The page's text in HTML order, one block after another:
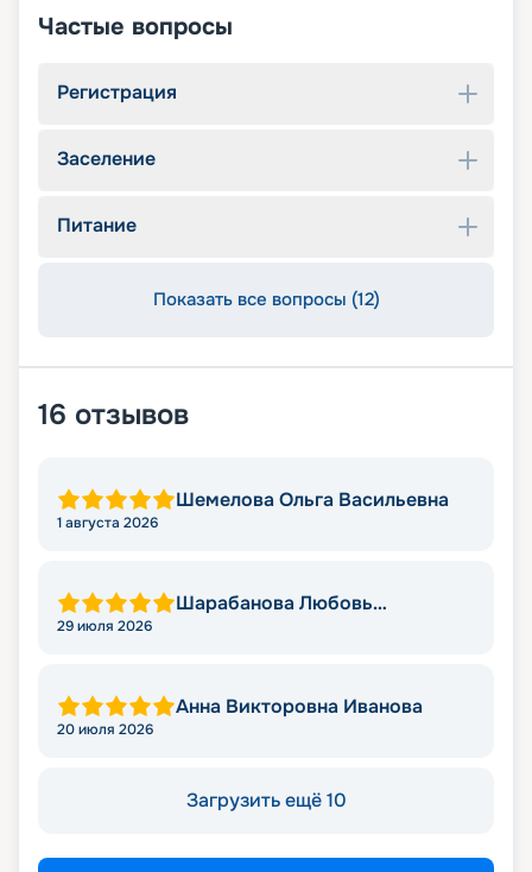
Частые вопросы
Регистрация
Заселение
Питание
Показать все вопросы (12)
16 отзывов
Шемелова Ольга Васильевна
1 августа 2026
Шарабанова Любовь
29 июля 2026
Анна Викторовна Иванова
20 июля 2026
Загрузить ещё 10